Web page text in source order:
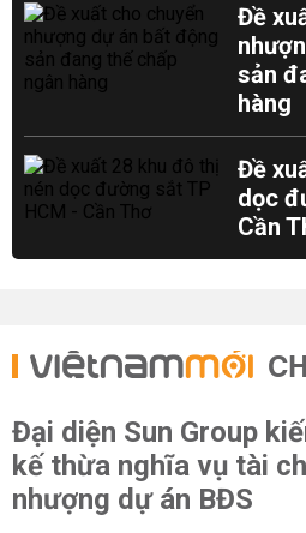
Đề
sản
hàng
Đề
dọc
Cần
Đại diện Sun Group
kế thừa nghĩa vụ tài
nhượng dự án BĐS